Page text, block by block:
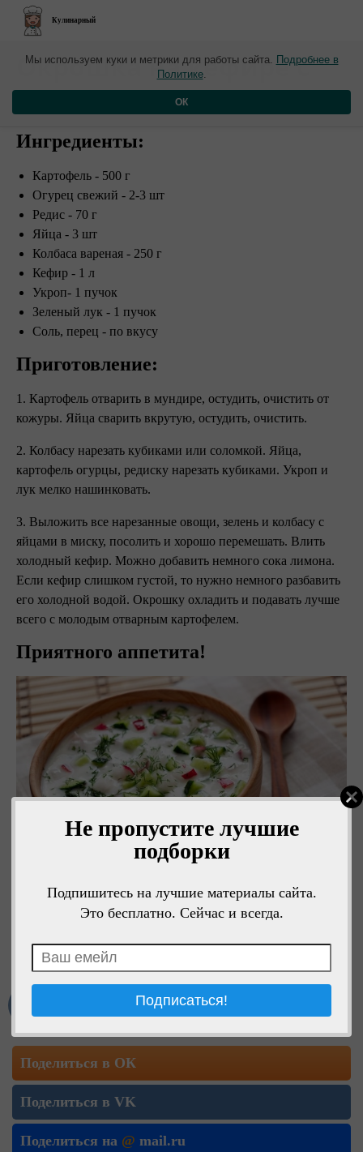
Не пропустите лучшие
подборки
Подпишитесь на лучшие материалы сайта.
Это бесплатно. Сейчас и всегда.
Кулинарный
​Окрошка на кефире с
колбасой
Ингредиенты:
Картофель - 500 г
Огурец свежий - 2-3 шт
Редис - 70 г
Яйца - 3 шт
Колбаса вареная - 250 г
Кефир - 1 л
Укроп- 1 пучок
Зеленый лук - 1 пучок
Соль, перец - по вкусу
Приготовление:
1. Картофель отварить в мундире, остудить, очистить от
кожуры. Яйца сварить вкрутую, остудить, очистить.
2. Колбасу нарезать кубиками или соломкой. Яйца,
картофель огурцы, редиску нарезать кубиками. Укроп и
лук мелко нашинковать.
3. Выложить все нарезанные овощи, зелень и колбасу с
яйцами в миску, посолить и хорошо перемешать. Влить
холодный кефир. Можно добавить немного сока лимона.
Если кефир слишком густой, то нужно немного разбавить
его холодной водой. Окрошку охладить и подавать лучше
всего с молодым отварным картофелем.
Приятного аппетита!
Мне нравится
Поделиться в ОК
Поделиться в VK
Поделиться на @ mail.ru
Мы используем куки и метрики для работы сайта. Подробнее в
Политике.
ОК